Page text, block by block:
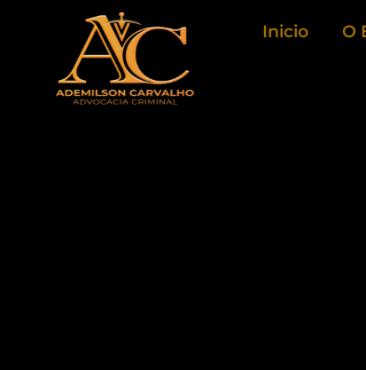
conteúdo
Inicio O